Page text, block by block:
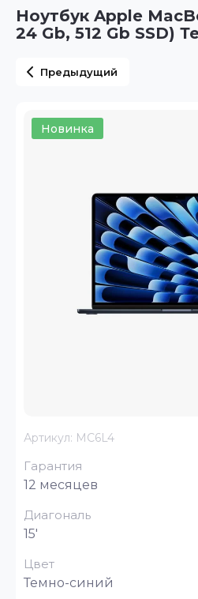
Ноутбук Apple
24 Gb, 512 Gb SSD)
Предыдущий
Новинка
Артикул: MC6L4
Гарантия
12 месяцев
Диагональ
15'
Цвет
Темно-синий